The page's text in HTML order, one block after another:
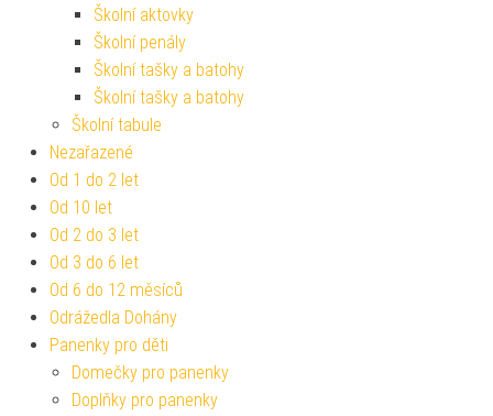
Školní aktovky
Školní penály
Školní tašky a batohy
Školní tašky a batohy
Školní tabule
Nezařazené
Od 1 do 2 let
Od 10 let
Od 2 do 3 let
Od 3 do 6 let
Od 6 do 12 měsíců
Odrážedla Dohány
Panenky pro děti
Domečky pro panenky
Doplňky pro panenky